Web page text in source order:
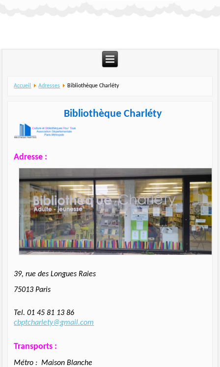
Accueil Adresses Bibliothèque Charléty
Bibliothèque Charléty
Adresse :
39, rue des Longues Raies
75013 Paris
Tel. 01 45 81 13 86
cbptcharlety@gmail.com
Transports :
Métro : Maison Blanche